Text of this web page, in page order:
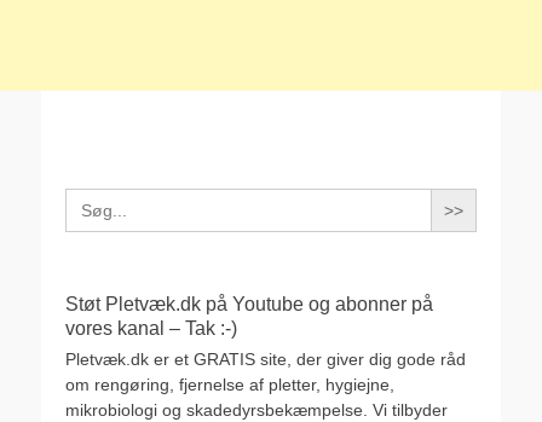
Search
for:
Støt Pletvæk.dk på Youtube og abonner på
vores kanal – Tak :-)
Pletvæk.dk er et GRATIS site, der giver dig gode råd
om rengøring, fjernelse af pletter, hygiejne,
mikrobiologi og skadedyrsbekæmpelse. Vi tilbyder